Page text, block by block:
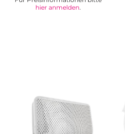
hier anmelden.